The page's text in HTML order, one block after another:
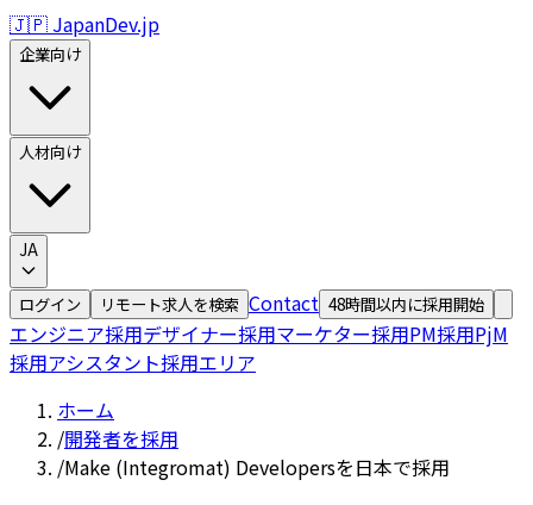
🇯🇵 JapanDev.jp
企業向け
人材向け
JA
ログイン リモート求人を検索 Contact 48時間以内に採用開始
エンジニア採用デザイナー採用マーケター採用PM採用PjM
採用アシスタント採用エリア
ホーム
/開発者を採用
/Make (Integromat) Developersを日本で採用